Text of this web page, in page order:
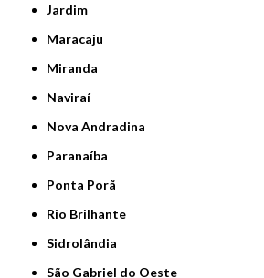
Jardim
Maracaju
Miranda
Naviraí
Nova Andradina
Paranaíba
Ponta Porã
Rio Brilhante
Sidrolândia
São Gabriel do Oeste